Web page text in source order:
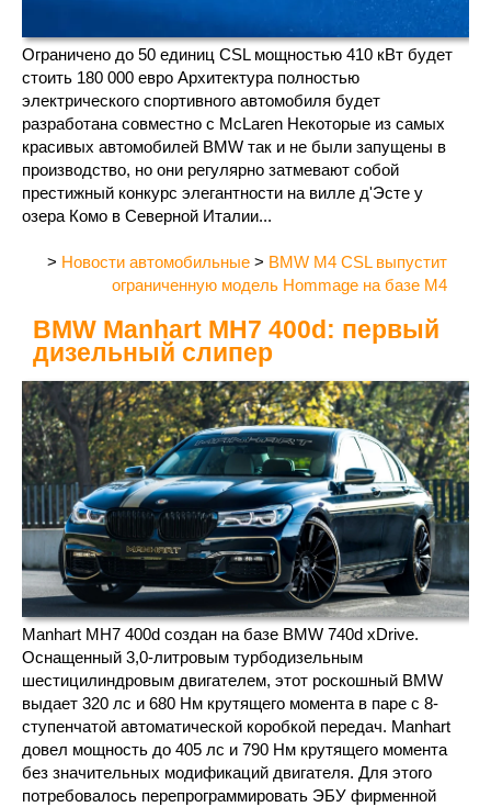
Ограничено до 50 единиц CSL мощностью 410 кВт будет
стоить 180 000 евро Архитектура полностью
электрического спортивного автомобиля будет
разработана совместно с McLaren Некоторые из самых
красивых автомобилей BMW так и не были запущены в
производство, но они регулярно затмевают собой
престижный конкурс элегантности на вилле д'Эсте у
озера Комо в Северной Италии...
> Новости автомобильные > BMW M4 CSL выпустит
ограниченную модель Hommage на базе M4
BMW Manhart MH7 400d: первый
дизельный слипер
Manhart MH7 400d создан на базе BMW 740d xDrive.
Оснащенный 3,0-литровым турбодизельным
шестицилиндровым двигателем, этот роскошный BMW
выдает 320 лс и 680 Нм крутящего момента в паре с 8-
ступенчатой автоматической коробкой передач. Manhart
довел мощность до 405 лс и 790 Нм крутящего момента
без значительных модификаций двигателя. Для этого
потребовалось перепрограммировать ЭБУ фирменной